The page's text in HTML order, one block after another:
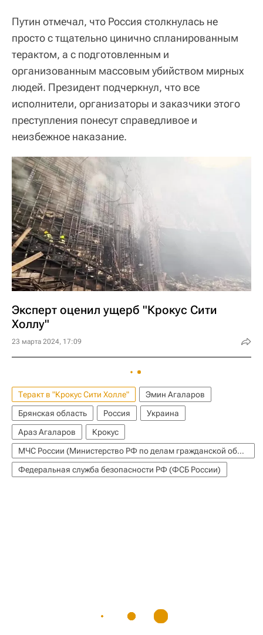
Путин отмечал, что Россия столкнулась не
просто с тщательно цинично спланированным
терактом, а с подготовленным и
организованным массовым убийством мирных
людей. Президент подчеркнул, что все
исполнители, организаторы и заказчики этого
преступления понесут справедливое и
неизбежное наказание.
Эксперт оценил ущерб "Крокус Сити
Холлу"
23 марта 2024, 17:09
Теракт в "Крокус Сити Холле"
Эмин Агаларов
Брянская область
Россия
Украина
Араз Агаларов
Крокус
МЧС России (Министерство РФ по делам гражданской обороны, чрезвычайным ситуациям и ликвидации последствий стихийных бедствий)
Федеральная служба безопасности РФ (ФСБ России)